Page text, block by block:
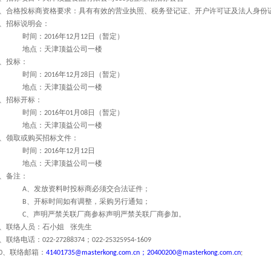
、合格投标商资格要求：具有有效的营业执照、税务登记证、开户许可证及法人身份
、招标说明会：
时间： 2016年12月 12日（暂定）
地点：天津顶益公司一楼
、投标：
时间： 2016年12月 28日（暂定）
地点：天津顶益公司一楼
、招标开标：
时间： 2016年01月 08日（暂定）
地点：天津顶益公司一楼
、领取或购买招标文件：
时间： 2016年12月 12日
地点：天津顶益公司一楼
、备注：
A、发放资料时投标商必须交合法证件；
B、开标时间如有调整，采购另行通知；
C、声明严禁关联厂商参标声明严禁关联厂商参加。
、联络人员：石小姐 张先生
、联络电话： 022-27288374 ； 022-25325954-1609
、联络邮箱： 41401735@masterkong.com.cn ； 20400200@masterkong.com.cn;